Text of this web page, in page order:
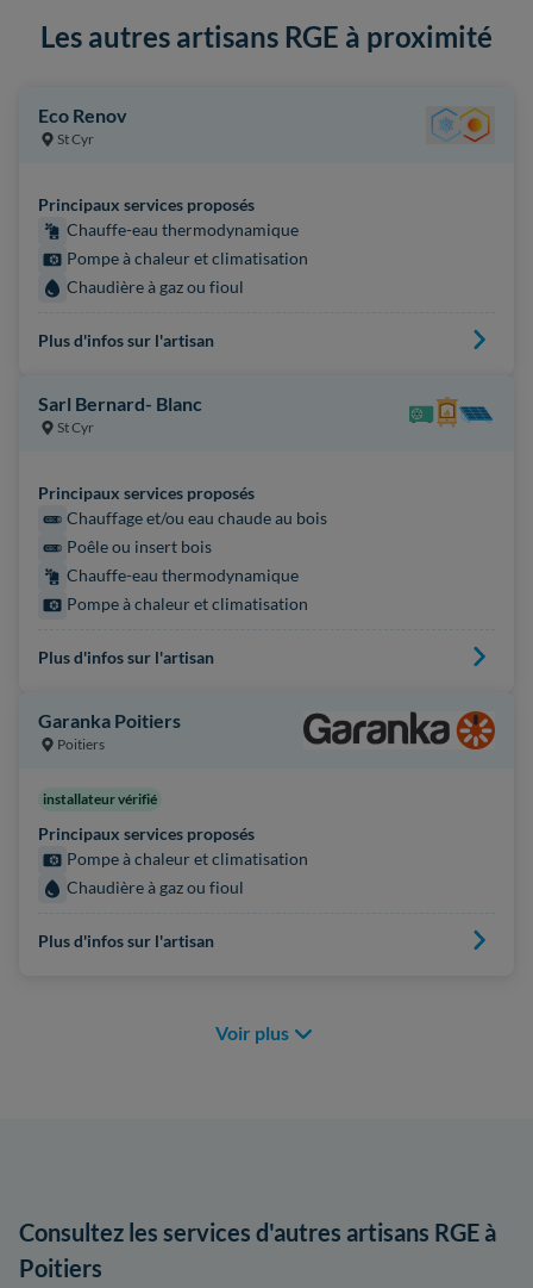
Les autres artisans RGE à proximité
Eco Renov
St Cyr
Principaux services proposés
Chauffe-eau thermodynamique
Pompe à chaleur et climatisation
Chaudière à gaz ou fioul
Plus d'infos sur l'artisan
Sarl Bernard- Blanc
St Cyr
Principaux services proposés
Chauffage et/ou eau chaude au bois
Poêle ou insert bois
Chauffe-eau thermodynamique
Pompe à chaleur et climatisation
Plus d'infos sur l'artisan
Garanka Poitiers
Poitiers
installateur vérifié
Principaux services proposés
Pompe à chaleur et climatisation
Chaudière à gaz ou fioul
Plus d'infos sur l'artisan
Voir plus
Consultez les services d'autres artisans RGE à
Poitiers